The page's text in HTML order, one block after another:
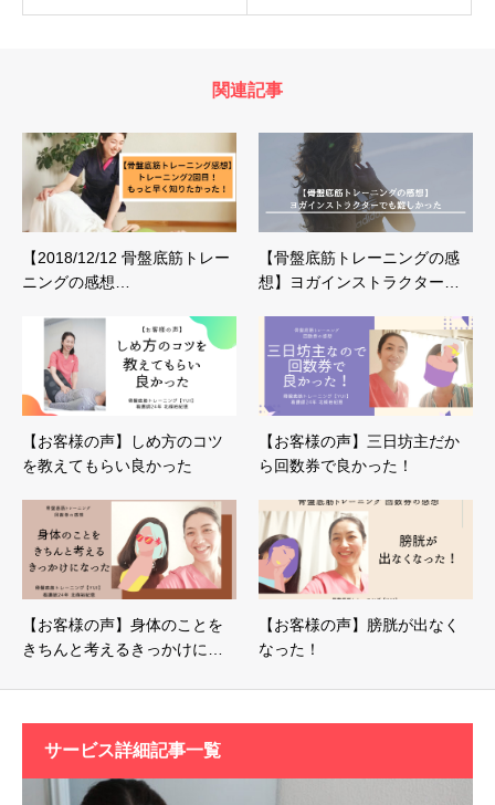
関連記事
【2018/12/12 骨盤底筋トレー
ニングの感想…
【骨盤底筋トレーニングの感
想】ヨガインストラクター…
【お客様の声】しめ方のコツ
を教えてもらい良かった
【お客様の声】三日坊主だか
ら回数券で良かった！
【お客様の声】身体のことを
きちんと考えるきっかけに…
【お客様の声】膀胱が出なく
なった！
サービス詳細記事一覧